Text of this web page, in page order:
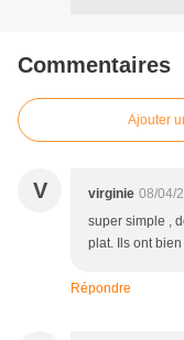
Commentaires
Ajouter
V virginie 08/04/
super simple ,
plat. Ils ont
Répondre